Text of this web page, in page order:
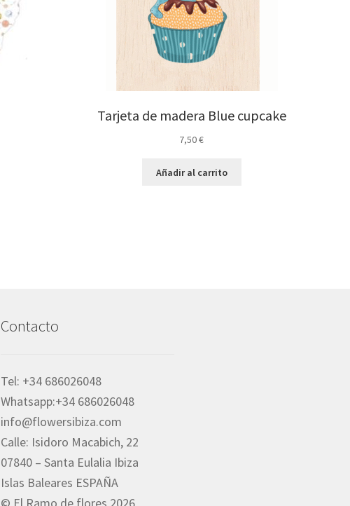
Tarjeta de madera Blue cupcake
7,50€
Añadir al carrito
Contacto
Tel: +34 686026048
Whatsapp:+34 686026048
info@flowersibiza.com
Calle: Isidoro Macabich, 22
07840 – Santa Eulalia Ibiza
Islas Baleares ESPAÑA